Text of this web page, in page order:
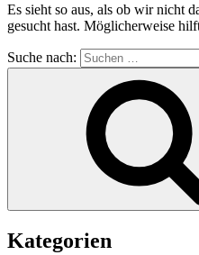
Es sieht so aus, als ob wir nicht
gesucht hast. Möglicherweise
Suche nach:
Kategorien